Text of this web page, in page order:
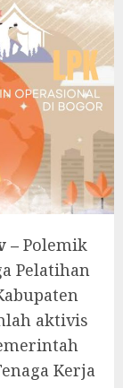
–Polemik
Pelatihan
aktivis
Kerja